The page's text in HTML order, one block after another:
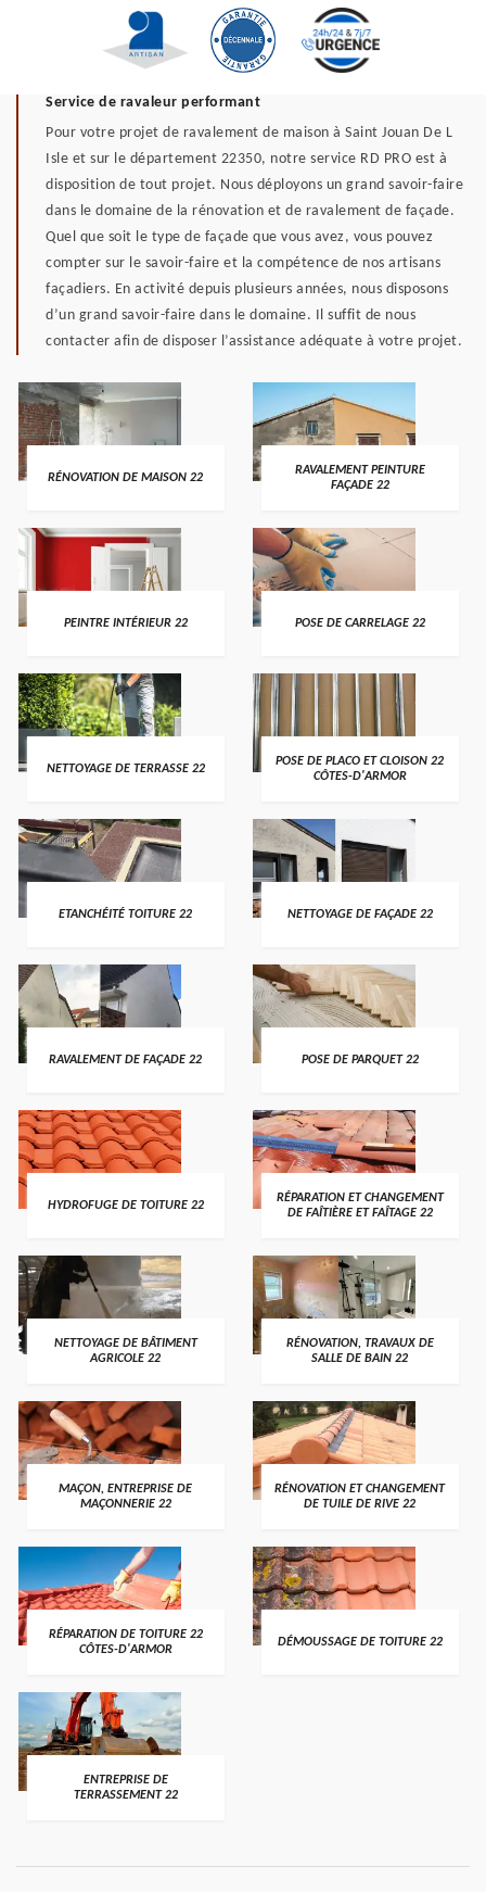
Service de ravaleur performant
Pour votre projet de ravalement de maison à Saint Jouan De L
Isle et sur le département 22350, notre service RD PRO est à
disposition de tout projet. Nous déployons un grand savoir-faire
dans le domaine de la rénovation et de ravalement de façade.
Quel que soit le type de façade que vous avez, vous pouvez
compter sur le savoir-faire et la compétence de nos artisans
façadiers. En activité depuis plusieurs années, nous disposons
d’un grand savoir-faire dans le domaine. Il suffit de nous
contacter afin de disposer l’assistance adéquate à votre projet.
RÉNOVATION DE MAISON 22
RAVALEMENT PEINTURE
FAÇADE 22
PEINTRE INTÉRIEUR 22 POSE DE CARRELAGE 22
NETTOYAGE DE TERRASSE 22
POSE DE PLACO ET CLOISON 22
CÔTES-D'ARMOR
ETANCHÉITÉ TOITURE 22 NETTOYAGE DE FAÇADE 22
RAVALEMENT DE FAÇADE 22 POSE DE PARQUET 22
HYDROFUGE DE TOITURE 22
RÉPARATION ET CHANGEMENT
DE FAÎTIÈRE ET FAÎTAGE 22
NETTOYAGE DE BÂTIMENT
AGRICOLE 22
RÉNOVATION, TRAVAUX DE
SALLE DE BAIN 22
MAÇON, ENTREPRISE DE
MAÇONNERIE 22
RÉNOVATION ET CHANGEMENT
DE TUILE DE RIVE 22
RÉPARATION DE TOITURE 22
CÔTES-D'ARMOR
DÉMOUSSAGE DE TOITURE 22
ENTREPRISE DE
TERRASSEMENT 22